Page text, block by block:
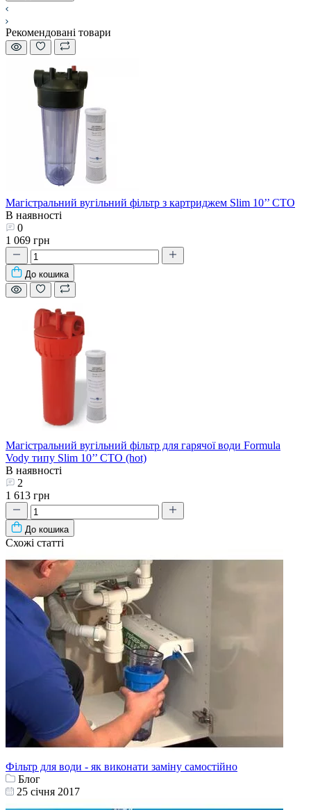
Рекомендовані товари
Магістральний вугільний фільтр з картриджем Slim 10’’ СТО
В наявності
0
1 069 грн
До кошика
Магістральний вугільний фільтр для гарячої води Formula
Vody типу Slim 10’’ СТО (hot)
В наявності
2
1 613 грн
До кошика
Схожі статті
Фільтр для води - як виконати заміну самостійно
Блог
25 cічня 2017